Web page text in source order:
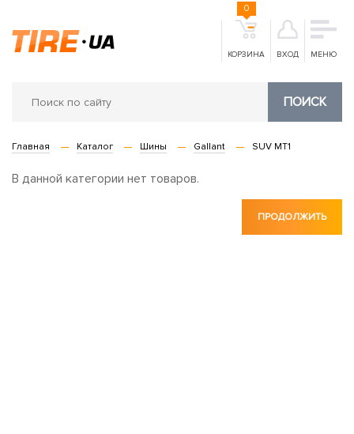
КОРЗИНА
0
ВХОД МЕНЮ
ПОИСК
Главная Каталог Шины Gallant SUV MT1
В данной категории нет товаров.
ПРОДОЛЖИТЬ